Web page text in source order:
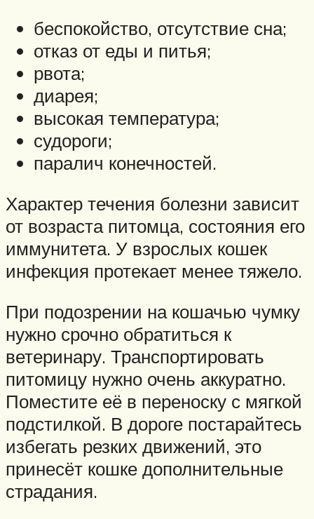
беспокойство, отсутствие сна;
отказ от еды и питья;
рвота;
диарея;
высокая температура;
судороги;
паралич конечностей.
Характер течения болезни зависит
от возраста питомца, состояния его
иммунитета. У взрослых кошек
инфекция протекает менее тяжело.
При подозрении на кошачью чумку
нужно срочно обратиться к
ветеринару. Транспортировать
питомицу нужно очень аккуратно.
Поместите её в переноску с мягкой
подстилкой. В дороге постарайтесь
избегать резких движений, это
принесёт кошке дополнительные
страдания.